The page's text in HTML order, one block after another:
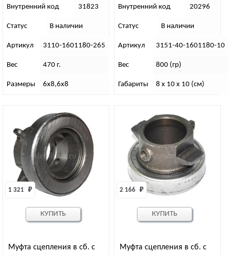
(самоцентрирующаяся)
Внутренний код 31823
Статус В наличии
Артикул 3110-1601180-265
Вес 470 г.
Размеры 6х8,6х8
лепест..корз. вилка с/о,
Внутренний код 20296
Статус В наличии
Артикул 3151-40-1601180-10
Вес 800 (гр)
Габариты 8 х 10 х 10 (см)
Муфта сцепления в сб. с
1 321 ₽
КУПИТЬ
Муфта сцепления в сб. с
2 166 ₽
КУПИТЬ